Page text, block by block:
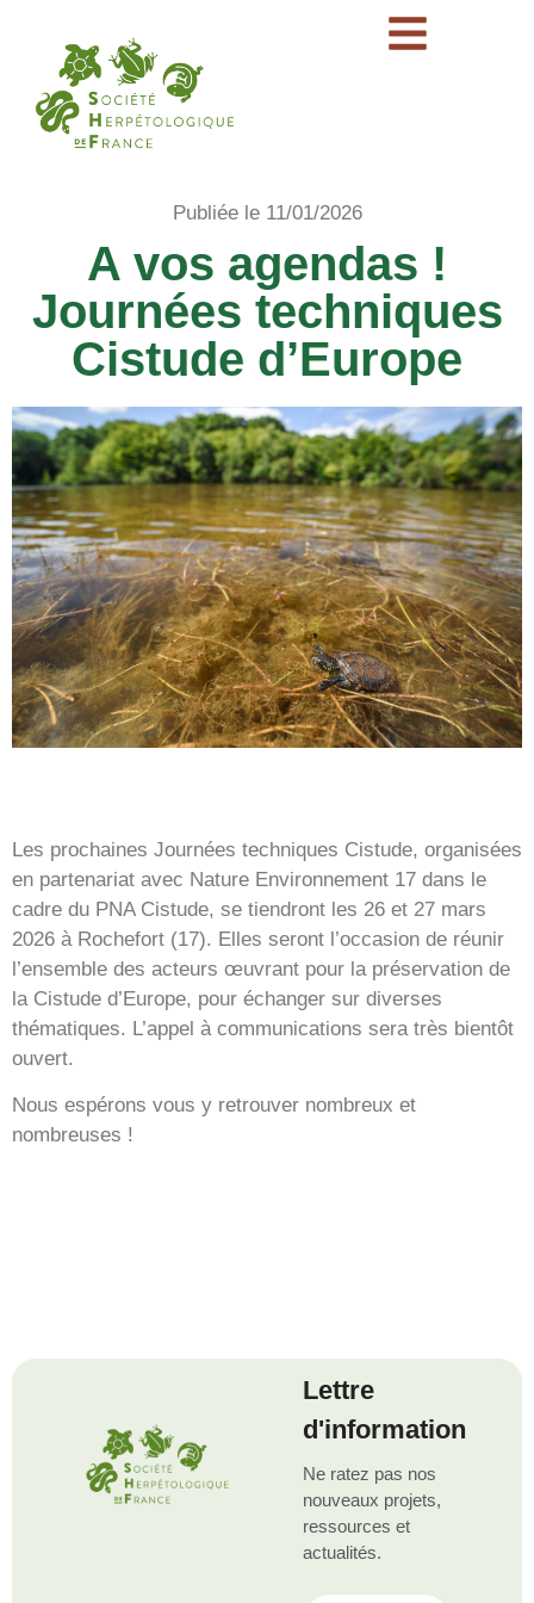
Publiée le 11/01/2026
A vos agendas !
Journées techniques
Cistude d’Europe
Les prochaines Journées techniques Cistude, organisées
en partenariat avec Nature Environnement 17 dans le
cadre du PNA Cistude, se tiendront les 26 et 27 mars
2026 à Rochefort (17). Elles seront l’occasion de réunir
l’ensemble des acteurs œuvrant pour la préservation de
la Cistude d’Europe, pour échanger sur diverses
thématiques. L’appel à communications sera très bientôt
ouvert.
Nous espérons vous y retrouver nombreux et
nombreuses !
Lettre
d'information
Ne ratez pas nos
nouveaux projets,
ressources et
actualités.